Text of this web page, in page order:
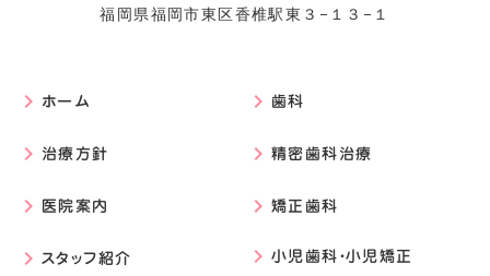
福岡県福岡市東区香椎駅東３−１３−１
keyboard_arrow_right ホーム
keyboard_arrow_right 治療方針
keyboard_arrow_right 医院案内
keyboard_arrow_right スタッフ紹介
keyboard_arrow_right 歯科
keyboard_arrow_right 精密歯科治療
keyboard_arrow_right 矯正歯科
keyboard_arrow_right 小児歯科・小児矯正